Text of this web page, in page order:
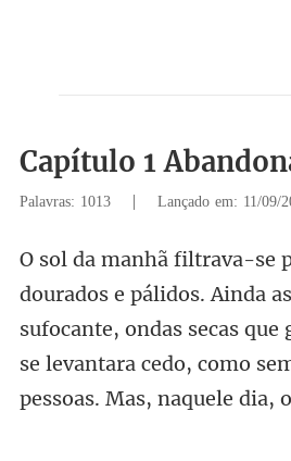
Capítulo 1
Palavras: 1013 | Lançado em: 11/09/
sufocante, ondas secas
se levantara